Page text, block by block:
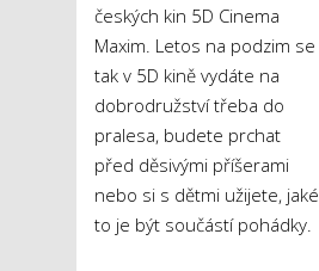
českých kin 5D Cinema
Maxim. Letos na podzim se
tak v 5D kině vydáte na
dobrodružství třeba do
pralesa, budete prchat
před děsivými příšerami
nebo si s dětmi užijete, jaké
to je být součástí pohádky.